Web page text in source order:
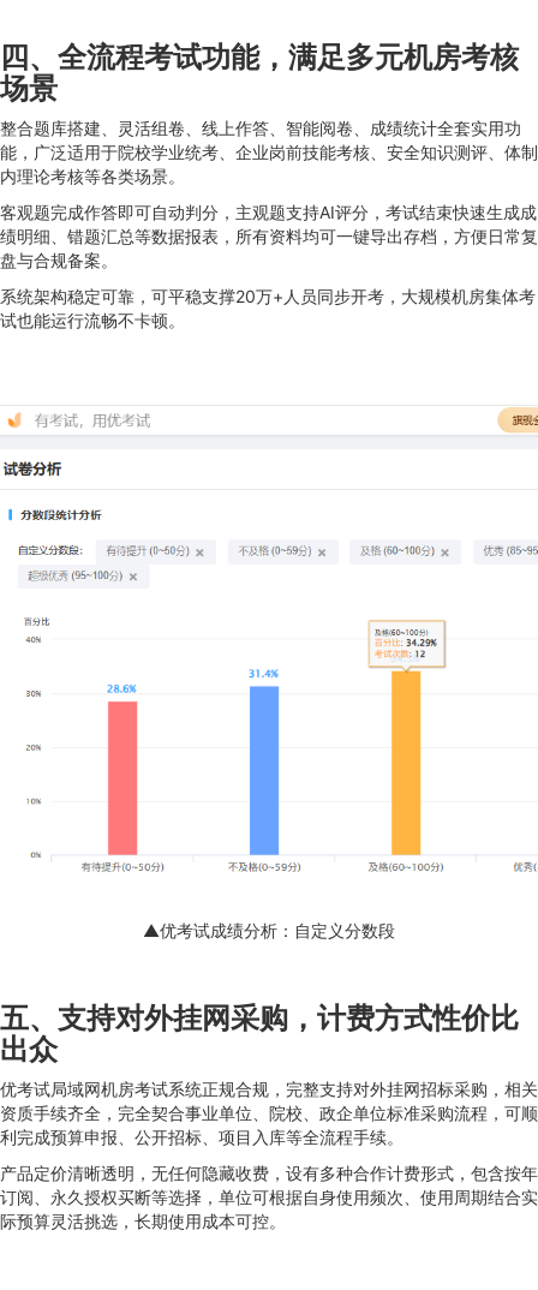
四、全流程考试功能，满足多元机房考核
场景
整合题库搭建、灵活组卷、线上作答、智能阅卷、成绩统计全套实用功
能，广泛适用于院校学业统考、企业岗前技能考核、安全知识测评、体制
内理论考核等各类场景。
客观题完成作答即可自动判分，主观题支持AI评分，考试结束快速生成成
绩明细、错题汇总等数据报表，所有资料均可一键导出存档，方便日常复
盘与合规备案。
系统架构稳定可靠，可平稳支撑20万+人员同步开考，大规模机房集体考
试也能运行流畅不卡顿。
▲优考试成绩分析：自定义分数段
五、支持对外挂网采购，计费方式性价比
出众
优考试局域网机房考试系统正规合规，完整支持对外挂网招标采购，相关
资质手续齐全，完全契合事业单位、院校、政企单位标准采购流程，可顺
利完成预算申报、公开招标、项目入库等全流程手续。
产品定价清晰透明，无任何隐藏收费，设有多种合作计费形式，包含按年
订阅、永久授权买断等选择，单位可根据自身使用频次、使用周期结合实
际预算灵活挑选，长期使用成本可控。